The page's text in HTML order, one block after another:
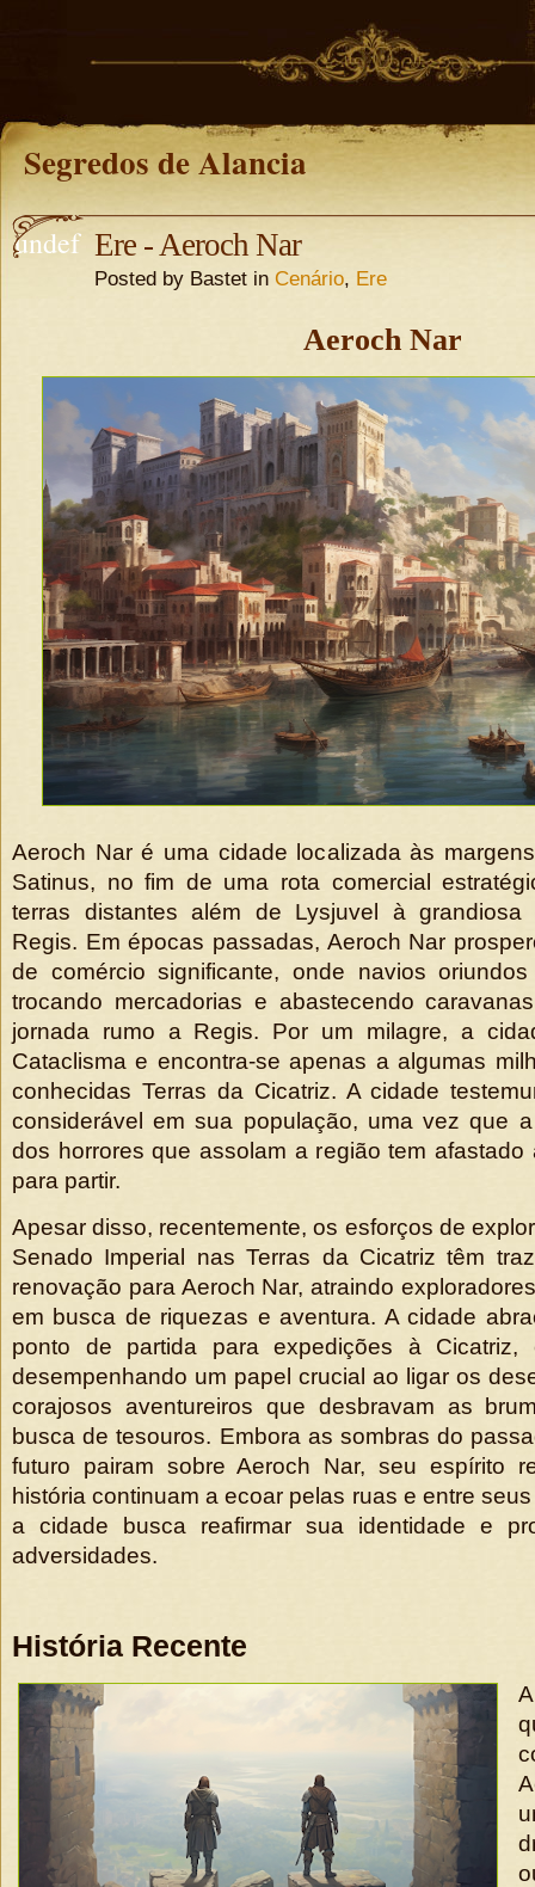
Segredos de Alancia
undef Ere - Aeroch Nar
Posted by Bastet in Cenário, Ere
Aeroch Nar
Aeroch Nar é uma cidade localizada às
Satinus, no fim de uma rota comercial
terras distantes além de Lysjuvel à grandiosa
Regis. Em épocas passadas, Aeroch Nar
de comércio significante, onde navios
trocando mercadorias e abastecendo
jornada rumo a Regis. Por um milagre, a
Cataclisma e encontra-se apenas a algumas
conhecidas Terras da Cicatriz. A cidade
considerável em sua população, uma vez que
dos horrores que assolam a região tem afastado
para partir.
Apesar disso, recentemente, os esforços de
Senado Imperial nas Terras da Cicatriz têm
renovação para Aeroch Nar, atraindo
em busca de riquezas e aventura. A cidade
ponto de partida para expedições à Cicatriz,
desempenhando um papel crucial ao ligar os
corajosos aventureiros que desbravam as
busca de tesouros. Embora as sombras do
futuro pairam sobre Aeroch Nar, seu espírito
história continuam a ecoar pelas ruas e entre
a cidade busca reafirmar sua identidade e
adversidades.
História Recente